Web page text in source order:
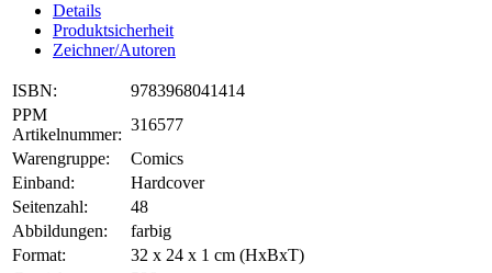
Details
Produktsicherheit
Zeichner/Autoren
ISBN:
9783968041414
PPM
Artikelnummer:
316577
Warengruppe:
Comics
Einband:
Hardcover
Seitenzahl:
48
Abbildungen:
farbig
Format:
32 x 24 x 1 cm (HxBxT)